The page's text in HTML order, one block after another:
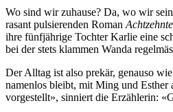
Wo sind wir zuhause? Da, wo wir
rasant pulsierenden Roman
ihre fünfjährige Tochter Karlie eine
bei der stets klammen Wanda
Der Alltag ist also prekär, genauso
namenlos bleibt, mit Ming und Esther
vorgestellt», sinniert die Erzählerin: